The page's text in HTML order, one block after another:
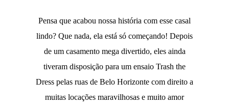
Pensa que acabou nossa história com esse casal
lindo? Que nada, ela está só começando! Depois
de um casamento mega divertido, eles ainda
tiveram disposição para um ensaio Trash the
Dress pelas ruas de Belo Horizonte com direito a
muitas locações maravilhosas e muito amor